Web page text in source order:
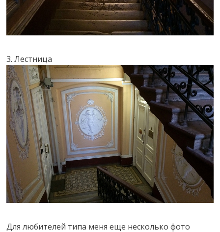
3. Лестница
Для любителей типа меня еще несколько фото